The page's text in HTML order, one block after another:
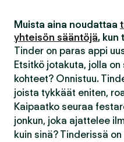
Muista aina noudattaa
yhteisön sääntöjä, kun
Tinder on paras appi
Etsitkö jotakuta, jolla
kohteet? Onnistuu.
joista tykkäät eniten,
Kaipaatko seuraa
jonkun, joka ajattelee
kuin sinä? Tinderissä